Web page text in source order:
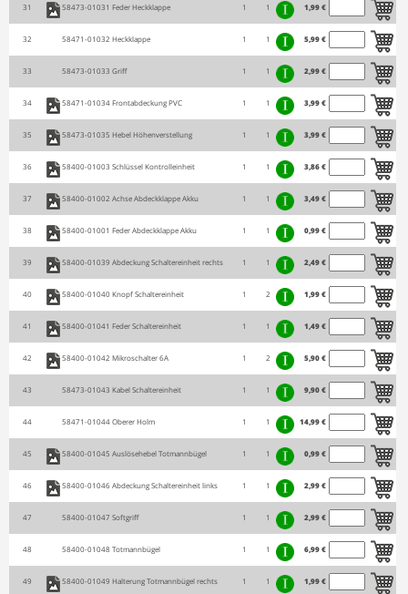
31 58473-01031 Feder Heckklappe 1 1 1,99 €
32 58471-01032 Heckklappe 1 1 5,99 €
33 58473-01033 Griff 1 1 2,99 €
34 58471-01034Frontabdeckung PVC 1 1 3,99 €
35 58473-01035 Hebel Höhenverstellung 1 1 3,99 €
36 58400-01003 Schlüssel Kontrolleinheit 1 1 3,86 €
37 58400-01002 Achse Abdeckklappe Akku 1 1 3,49 €
38 58400-01001 Feder Abdeckklappe Akku 1 1 0,99 €
39 58400-01039 Abdeckung Schaltereinheit rechts 1 1 2,49 €
40 58400-01040Knopf Schaltereinheit 1 2 1,99 €
41 58400-01041 Feder Schaltereinheit 1 1 1,49 €
42 58400-01042 Mikroschalter 6A 1 2 5,90 €
43 58473-01043 Kabel Schaltereinheit 1 1 9,90 €
44 58471-01044Oberer Holm 1 1 14,99 €
45 58400-01045 Auslösehebel Totmannbügel 1 1 0,99 €
46 58400-01046Abdeckung Schaltereinheit links 1 1 2,99 €
47 58400-01047 Softgriff 1 1 2,99 €
48 58400-01048 Totmannbügel 1 1 6,99 €
49 58400-01049 Halterung Totmannbügel rechts 1 1 1,99 €